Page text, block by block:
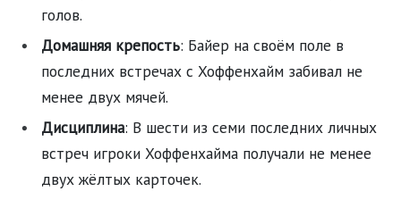
голов.
Домашняя крепость: Байер на своём поле в
последних встречах с Хоффенхайм забивал не
менее двух мячей.
Дисциплина: В шести из семи последних личных
встреч игроки Хоффенхайма получали не менее
двух жёлтых карточек.